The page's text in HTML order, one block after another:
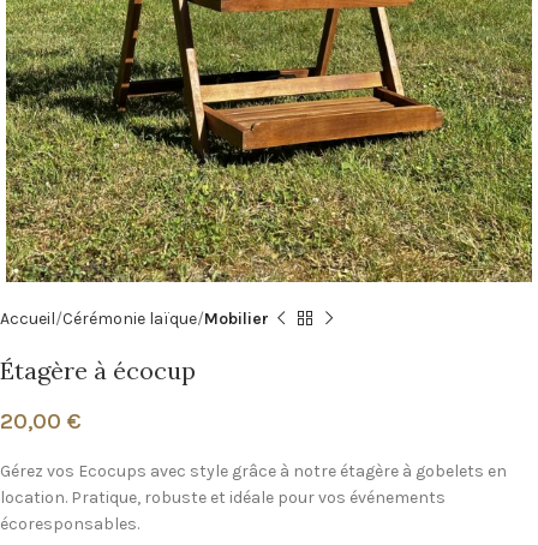
Accueil Cérémonie laïque Mobilier
Étagère à écocup
20,00 €
Gérez vos Ecocups avec style grâce à notre étagère à gobelets en
location. Pratique, robuste et idéale pour vos événements
écoresponsables.